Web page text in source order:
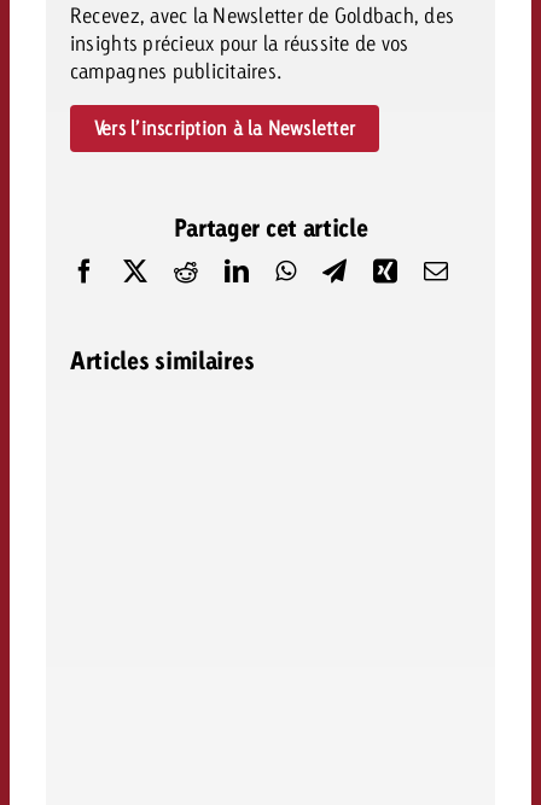
Recevez, avec la Newsletter de Goldbach, des
insights précieux pour la réussite de vos
campagnes publicitaires.
Vers l’inscription à la Newsletter
Partager cet article
Articles similaires